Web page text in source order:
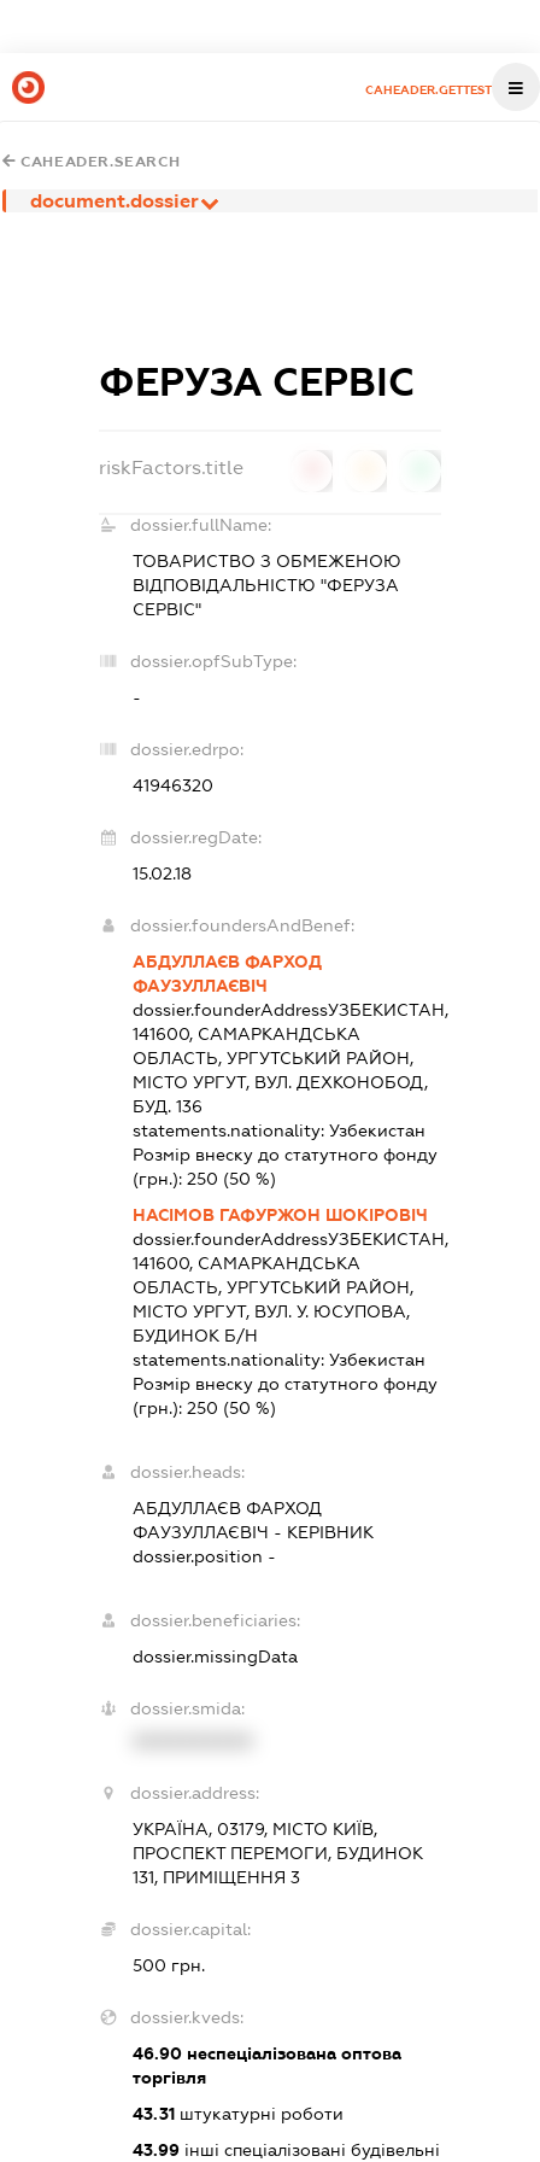
CAHEADER.GETTEST
CAHEADER.SEARCH
document.dossier
ФЕРУЗА СЕРВІС
riskFactors.title
dossier.fullName:
ТОВАРИСТВО З ОБМЕЖЕНОЮ
ВІДПОВІДАЛЬНІСТЮ "ФЕРУЗА
СЕРВІС"
dossier.opfSubType:
-
dossier.edrpo:
41946320
dossier.regDate:
15.02.18
dossier.foundersAndBenef:
АБДУЛЛАЄВ ФАРХОД
ФАУЗУЛЛАЄВІЧ
dossier.founderAddressУЗБЕКИСТАН,
141600, САМАРКАНДСЬКА
ОБЛАСТЬ, УРГУТСЬКИЙ РАЙОН,
МІСТО УРГУТ, ВУЛ. ДЕХКОНОБОД,
БУД. 136
statements.nationality: Узбекистан
Розмір внеску до статутного фонду
(грн.): 250 (50 %)
НАСІМОВ ГАФУРЖОН ШОКІРОВІЧ
dossier.founderAddressУЗБЕКИСТАН,
141600, САМАРКАНДСЬКА
ОБЛАСТЬ, УРГУТСЬКИЙ РАЙОН,
МІСТО УРГУТ, ВУЛ. У. ЮСУПОВА,
БУДИНОК Б/Н
statements.nationality: Узбекистан
Розмір внеску до статутного фонду
(грн.): 250 (50 %)
dossier.heads:
АБДУЛЛАЄВ ФАРХОД
ФАУЗУЛЛАЄВІЧ - КЕРІВНИК
dossier.position -
dossier.beneficiaries:
dossier.missingData
dossier.smida:
dossier.address:
УКРАЇНА, 03179, МІСТО КИЇВ,
ПРОСПЕКТ ПЕРЕМОГИ, БУДИНОК
131, ПРИМІЩЕННЯ 3
dossier.capital:
500 грн.
dossier.kveds:
46.90неспеціалізована оптова
торгівля
43.31штукатурні роботи
43.99інші спеціалізовані будівельні